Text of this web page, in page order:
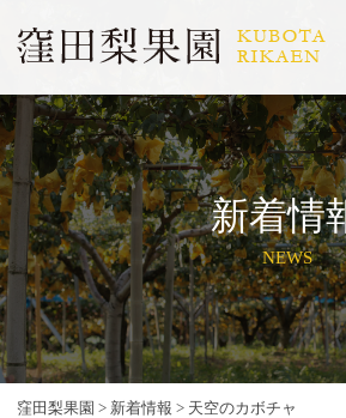
新着情
NEWS
窪田梨果園 > 新着情報 > 天空のカボチャ